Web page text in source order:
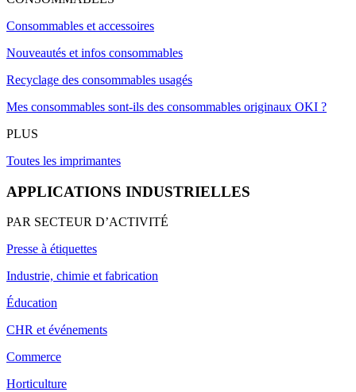
Consommables et accessoires
Nouveautés et infos consommables
Recyclage des consommables usagés
Mes consommables sont-ils des consommables originaux OKI ?
PLUS
Toutes les imprimantes
APPLICATIONS INDUSTRIELLES
PAR SECTEUR D’ACTIVITÉ
Presse à étiquettes
Industrie, chimie et fabrication
Éducation
CHR et événements
Commerce
Horticulture